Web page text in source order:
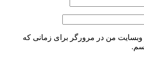
وبسایت من در مرورگر برای زمانی که